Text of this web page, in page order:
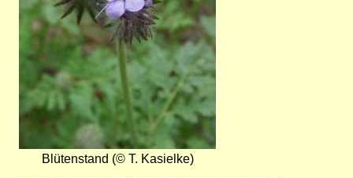
Blütenstand (© T. Kasielke)